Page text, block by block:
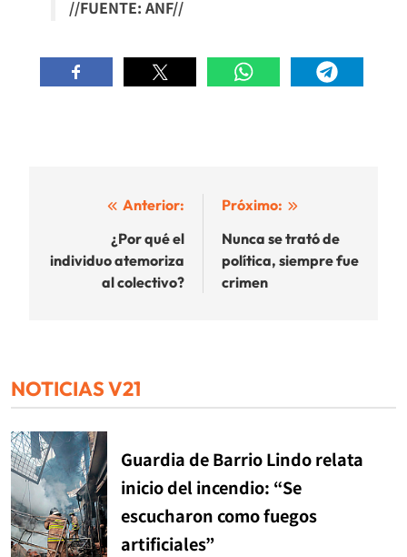
//FUENTE: ANF//
Navegación
entradas
Anterior:
¿Por qué el
individuo atemoriza
al colectivo?
Próximo:
Nunca se trató de
política, siempre fue
crimen
NOTICIAS V21
Guardia de Barrio Lindo relata
inicio del incendio: “Se
escucharon como fuegos
artificiales”